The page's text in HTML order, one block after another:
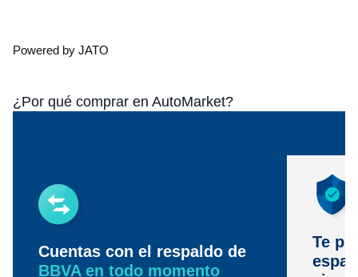
Powered by JATO
¿Por qué comprar en AutoMarket?
Cuentas con el respaldo de
BBVA en todo momento
Te